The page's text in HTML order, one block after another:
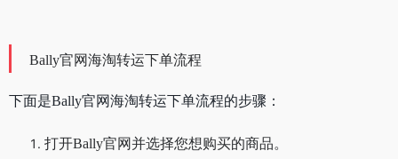
Bally官网海淘转运下单流程
下面是Bally官网海淘转运下单流程的步骤：
打开Bally官网并选择您想购买的商品。